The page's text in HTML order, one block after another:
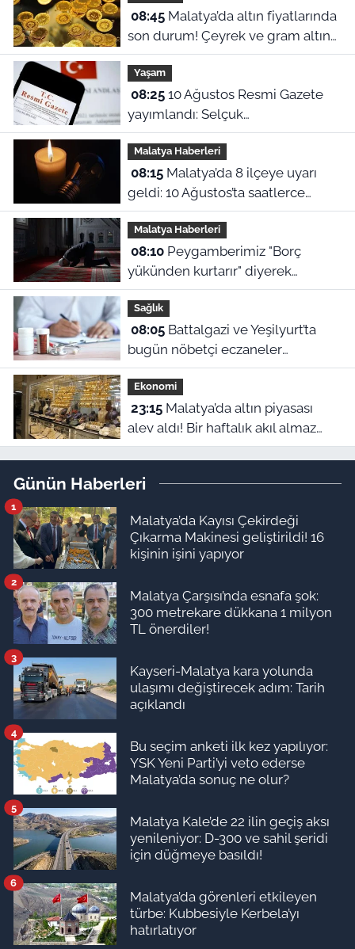
08:45Malatya’da altın fiyatlarında
son durum! Çeyrek ve gram altın
kaç TL Oldu? (10 Ağustos güncel
fiyatlar)
Yaşam
08:2510 Ağustos Resmi Gazete
yayımlandı: Selçuk
Üniversitesi'nde çok sayıda
yönetmelik kaldırıldı!
Malatya Haberleri
08:15Malatya’da 8 ilçeye uyarı
geldi: 10 Ağustos’ta saatlerce
elektrik verilmeyecek!
Malatya Haberleri
08:10Peygamberimiz "Borç
yükünden kurtarır" diyerek
öğretmişti! İşte rızık duası ve 10
Ağustos Malatya ezan vakitleri
Sağlık
08:05Battalgazi ve Yeşilyurt’ta
bugün nöbetçi eczaneler
hangileri? 10 Ağustos ilçe ilçe tam
liste
Ekonomi
23:15Malatya’da altın piyasası
alev aldı! Bir haftalık akıl almaz
fiyat farklılıkları belli oldu
Günün Haberleri
Malatya’da Kayısı Çekirdeği
Çıkarma Makinesi geliştirildi! 16
kişinin işini yapıyor
1
Malatya Çarşısı’nda esnafa şok:
300 metrekare dükkana 1 milyon
TL önerdiler!
2
Kayseri-Malatya kara yolunda
ulaşımı değiştirecek adım: Tarih
açıklandı
3
Bu seçim anketi ilk kez yapılıyor:
YSK Yeni Parti’yi veto ederse
Malatya’da sonuç ne olur?
4
Malatya Kale’de 22 ilin geçiş aksı
yenileniyor: D-300 ve sahil şeridi
için düğmeye basıldı!
5
Malatya’da görenleri etkileyen
türbe: Kubbesiyle Kerbela’yı
hatırlatıyor
6